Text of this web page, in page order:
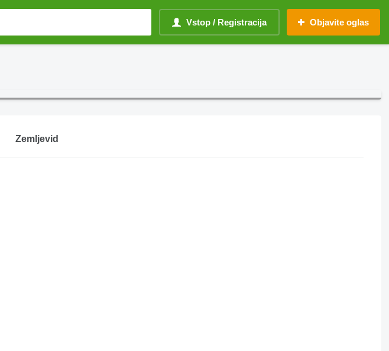
Vstop / Registracija Objavite oglas
Zemljevid